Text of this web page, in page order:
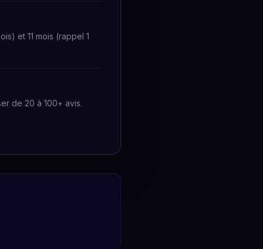
et 11 mois (rappel 1
de 20 à 100+ avis.